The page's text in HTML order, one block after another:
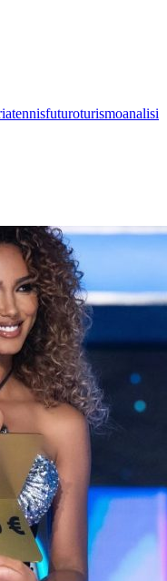
tennisfuturoturismoanalisi